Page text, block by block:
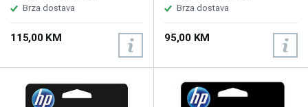
Brza dostava
115,00 KM
Brza dostava
95,00 KM